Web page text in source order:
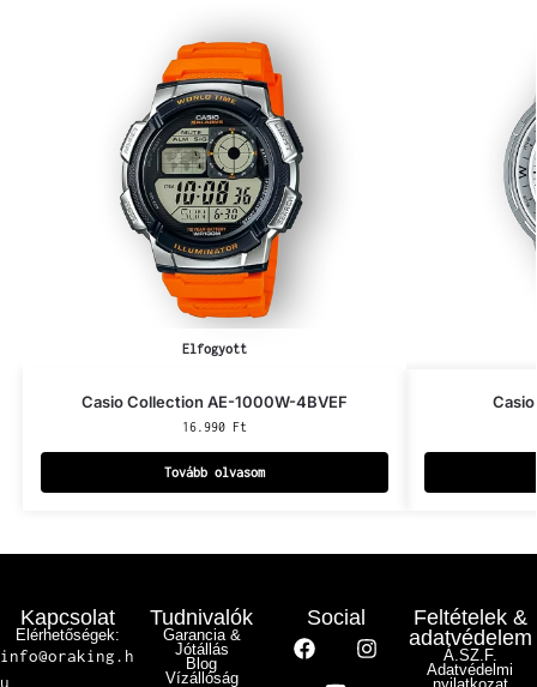
Elfogyott
Casio Collection AE-1000W-4BVEF
16.990 Ft
Tovább olvasom
Kapcsolat
Elérhetőségek:
info@oraking.h
u
Tudnivalók
Garancia &
Jótállás
Blog
Vízállóság
Social
Feltételek &
adatvédelem
Á.SZ.F.
Adatvédelmi